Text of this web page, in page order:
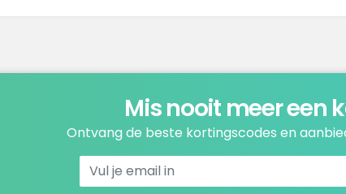
Mis nooit meer een
Ontvang de beste kortingscodes en